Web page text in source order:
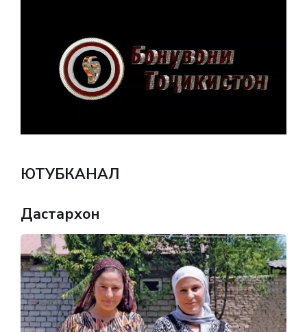
ЮТУБКАНАЛ
Дастархон